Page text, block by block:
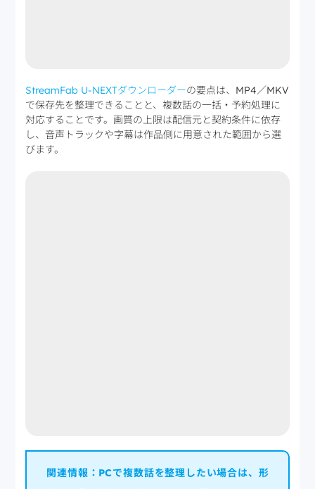
StreamFab U-NEXTダウンローダーの要点は、MP4／MKV
で保存先を整理できることと、複数話の一括・予約処理に
対応することです。画質の上限は配信元と契約条件に依存
し、音声トラックや字幕は作品側に用意された範囲から選
びます。
関連情報：PCで複数話を整理したい場合は、形